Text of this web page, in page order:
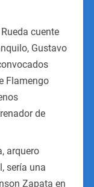
cuente
Gustavo
Flamengo
de
arquero
sería una
Zapata en